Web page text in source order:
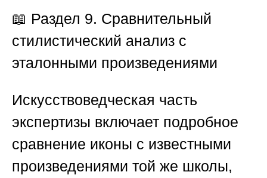
📖 Раздел 9. Сравнительный
стилистический анализ с
эталонными произведениями
Искусствоведческая часть
экспертизы включает подробное
сравнение иконы с известными
произведениями той же школы,